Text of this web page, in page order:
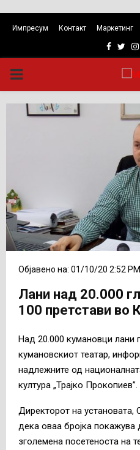
Импресум Контакт Маркетинг
PRIMARY
MENU
Објавено на: 01/10/20 2:52 PM
Лани над 20.000
100 претстави во
Над 20.000 кумановци лани
кумановскиот театар,
надлежните од
култура „Трајко Прокопиев”.
Директорот на
дека оваа бројка покажува
зголемена посетеноста на